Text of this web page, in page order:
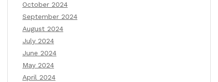
October 2024
September 2024
August 2024
July 2024
June 2024
May 2024
April 2024